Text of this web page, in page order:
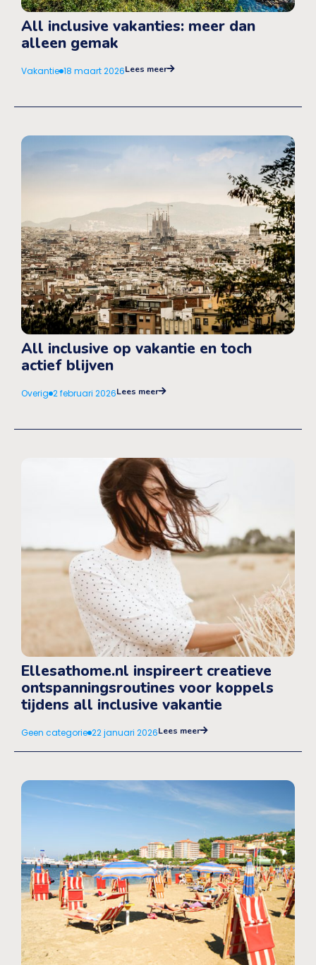
All inclusive vakanties: meer dan
alleen gemak
Vakantie 18 maart 2026Lees meer
All inclusive op vakantie en toch
actief blijven
Overig 2 februari 2026Lees meer
Ellesathome.nl inspireert creatieve
ontspanningsroutines voor koppels
tijdens all inclusive vakantie
Geen categorie 22 januari 2026Lees meer